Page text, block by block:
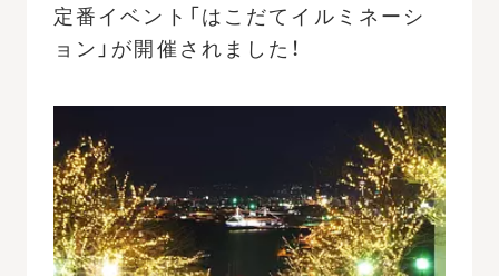
定番イベント「はこだてイルミネーシ
ョン」が開催されました！